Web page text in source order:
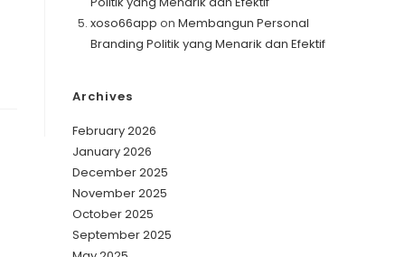
xoso66app on Membangun Personal
Branding Politik yang Menarik dan Efektif
Archives
February 2026
January 2026
December 2025
November 2025
October 2025
September 2025